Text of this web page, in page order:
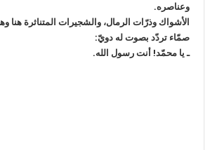
وعناصره.
الأشواك وذرّات الرمال، والشجيرات المتناثرة هنا
صمّاء تردّد بصوت له دويّ:
ـ يا محمّد! أنت رسول الله.